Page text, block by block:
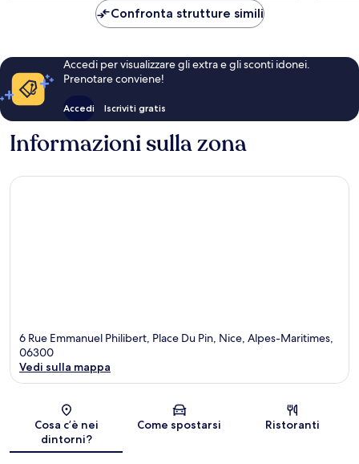
132 €
Confronta strutture simili
Accedi per visualizzare gli extra e gli sconti idonei.
Prenotare conviene!
Accedi Iscriviti gratis
Informazioni sulla zona
6 Rue Emmanuel Philibert, Place Du Pin, Nice, Alpes-Maritimes,
06300
Vedi sulla mappa
Cosa c’è nei
dintorni?
Come spostarsi Ristoranti